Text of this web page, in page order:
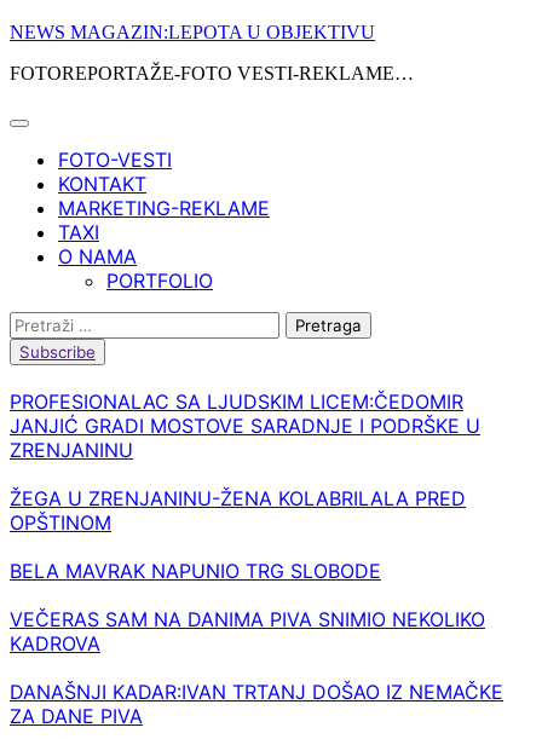
Skip
content
NEWS MAGAZIN:LEPOTA U OBJEKTIVU
FOTOREPORTAŽE-FOTO VESTI-REKLAME…
FOTO-VESTI
KONTAKT
MARKETING-REKLAME
TAXI
O NAMA
PORTFOLIO
Pretraga:
Subscribe
PROFESIONALAC SA LJUDSKIM LICEM:ČEDOMIR
JANJIĆ GRADI MOSTOVE SARADNJE I PODRŠKE U
ZRENJANINU
ŽEGA U ZRENJANINU-ŽENA KOLABRILALA PRED
OPŠTINOM
BELA MAVRAK NAPUNIO TRG SLOBODE
VEČERAS SAM NA DANIMA PIVA SNIMIO NEKOLIKO
KADROVA
DANAŠNJI KADAR:IVAN TRTANJ DOŠAO IZ NEMAČKE
ZA DANE PIVA